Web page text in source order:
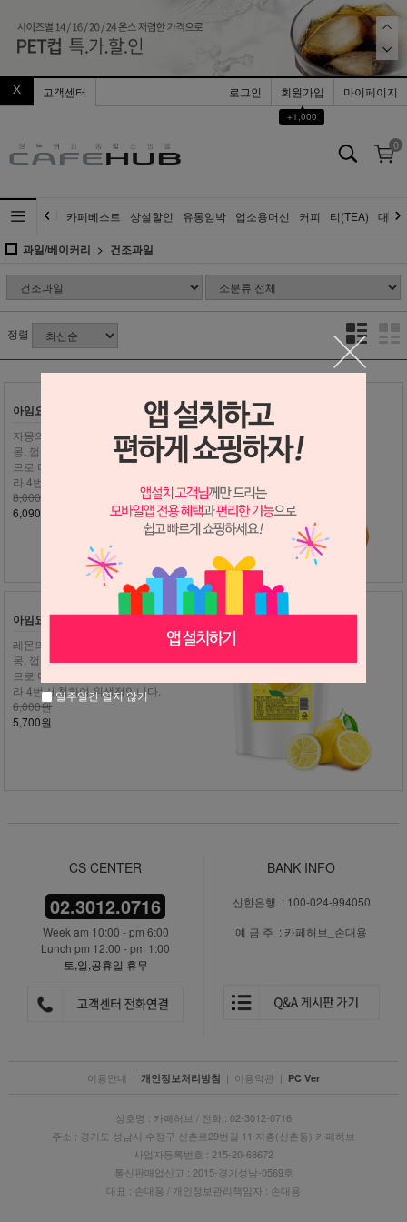
고객센터 로그인
회원가입
▲
+1,000
마이페이지
0
카페베스트 상설할인 유통임박 업소용머신 커피 티(TEA) 대량
과일/베이커리 건조과일
정렬
아임요 자몽 동결건조 과일 30g
자몽의 새콤함이 그대로~ 아임요 자
몽. 껍질까지 통째로 우려먹는 제품이
므로 더욱 깨끗하게! 신선한 과일만 골
라 4번 세척하여 위생적입니다.
8,000원
6,090원
아임요 레몬 동결건조 과일 20g
레몬의 상큼함이 그대로~ 아임요 자
몽. 껍질까지 통째로 우려먹는 제품이
므로 더욱 깨끗하게! 신선한 과일만 골
라 4번 세척하여 위생적입니다.
6,000원
5,700원
CS CENTER
02.3012.0716
Week am 10:00 - pm 6:00
Lunch pm 12:00 - pm 1:00
토,일,공휴일 휴무
BANK INFO
신한은행 : 100-024-994050
예 금 주 : 카페허브_손대용
이용안내 | 개인정보처리방침 | 이용약관 | PC Ver
상호명 : 카페허브 / 전화 : 02-3012-0716
주소 : 경기도 성남시 수정구 신촌로29번길 11 지층(신촌동) 카페허브
사업자등록번호 : 215-20-68672
통신판매업신고 : 2015-경기성남-0569호
대표 : 손대용 / 개인정보관리책임자 : 손대용
일주일간 열지 않기